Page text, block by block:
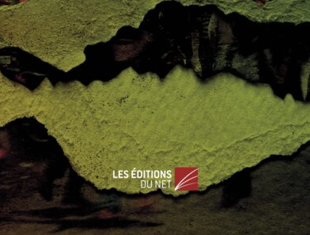
depuis peu, à nouveau exportateur net de pétrole et
Saoudite. Une relative indépendance américaine aurait
Orient et en particulier la présence de la Vème
forte présence dans la région afin de maintenir une
sécuriser Israël et l’Arabie Saoudite qui resterait un
Le maintien d’une présence américaine à
de garder, à terme, des moyens de pressions sur les
Une autre hypothèse est apparue ; celle de voir
configuration il est probable que les USA puissent utiliser
comme la Russie, de leurs revenus d’exportation.
en place une politique de quotas afin d’établir des
offre à l’économie américaine un important avantage